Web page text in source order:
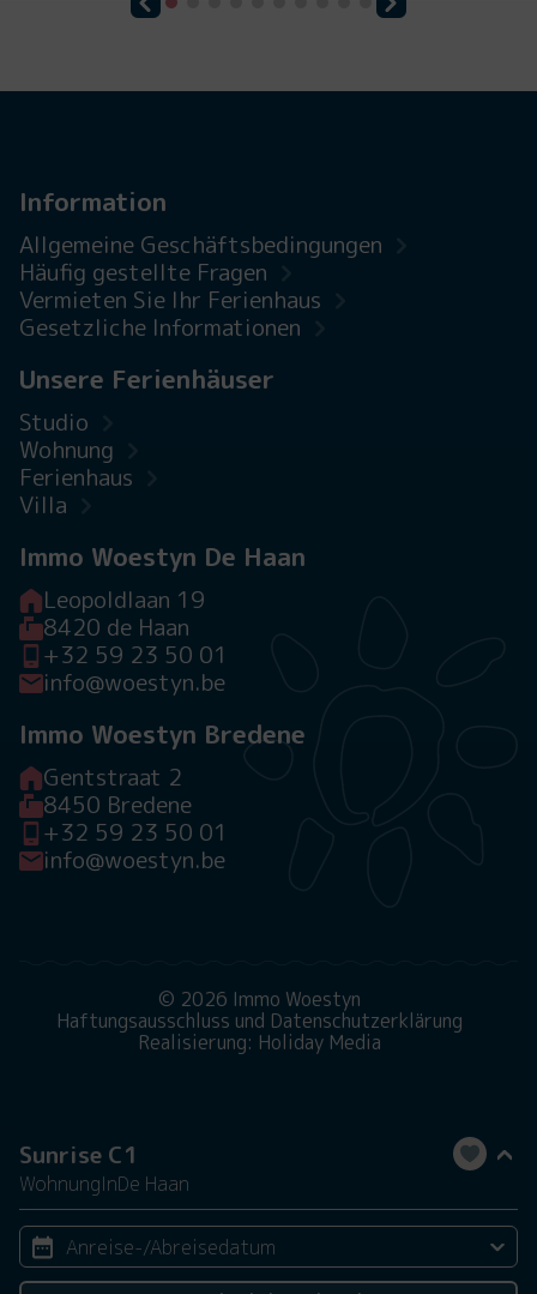
Sunrise C1
WohnungInDe Haan
Anreise-/Abreisedatum
Information
Allgemeine Geschäftsbedingungen
Häufig gestellte Fragen
Vermieten Sie Ihr Ferienhaus
Gesetzliche Informationen
Unsere Ferienhäuser
Studio
Wohnung
Ferienhaus
Villa
Immo Woestyn De Haan
Leopoldlaan 19
8420 de Haan
+32 59 23 50 01
info@woestyn.be
Immo Woestyn Bredene
Gentstraat 2
8450 Bredene
+32 59 23 50 01
info@woestyn.be
© 2026 Immo Woestyn
Haftungsausschluss und Datenschutzerklärung
Realisierung: Holiday Media